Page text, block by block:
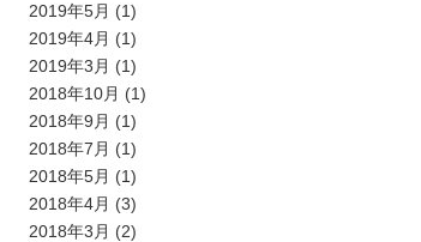
2019年5月 (1)
2019年4月 (1)
2019年3月 (1)
2018年10月 (1)
2018年9月 (1)
2018年7月 (1)
2018年5月 (1)
2018年4月 (3)
2018年3月 (2)